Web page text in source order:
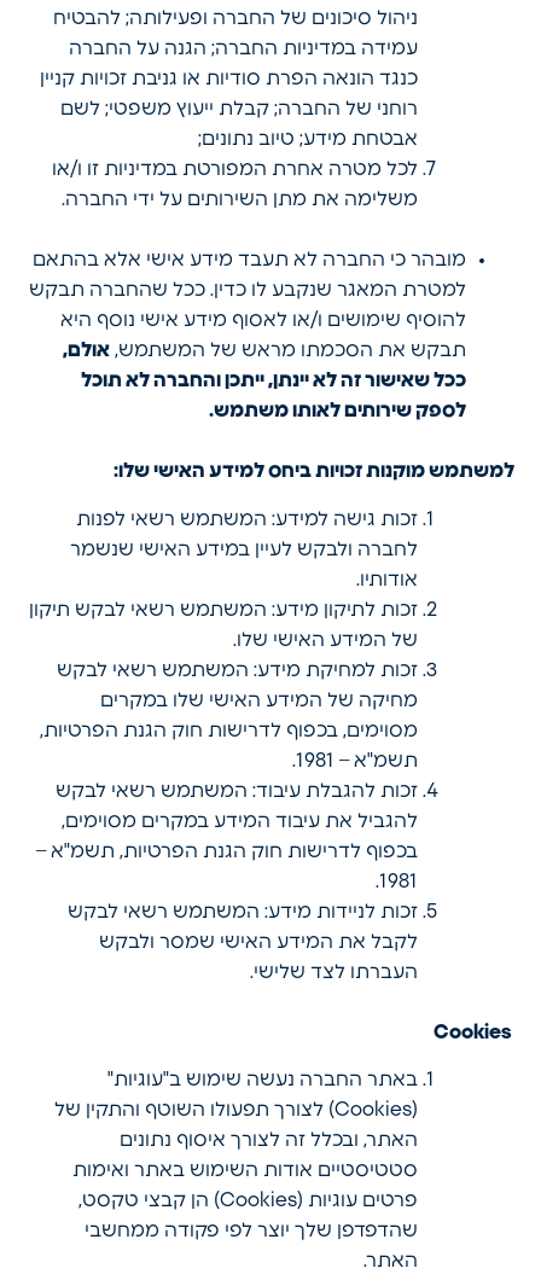
ניהול סיכונים של החברה ופעילותה; להבטיח
עמידה במדיניות החברה; הגנה על החברה
כנגד הונאה הפרת סודיות או גניבת זכויות קניין
רוחני של החברה; קבלת ייעוץ משפטי; לשם
אבטחת מידע; טיוב נתונים;
לכל מטרה אחרת המפורטת במדיניות זו ו/או
משלימה את מתן השירותים על ידי החברה.
מובהר כי החברה לא תעבד מידע אישי אלא בהתאם
למטרת המאגר שנקבע לו כדין. ככל שהחברה תבקש
להוסיף שימושים ו/או לאסוף מידע אישי נוסף היא
תבקש את הסכמתו מראש של המשתמש,אולם,
ככל שאישור זה לא יינתן, ייתכן והחברה לא תוכל
לספק שירותים לאותו משתמש.
למשתמש מוקנות זכויות ביחס למידע האישי שלו:
זכות גישה למידע: המשתמש רשאי לפנות
לחברה ולבקש לעיין במידע האישי שנשמר
אודותיו.
זכות לתיקון מידע: המשתמש רשאי לבקש תיקון
של המידע האישי שלו.
זכות למחיקת מידע: המשתמש רשאי לבקש
מחיקה של המידע האישי שלו במקרים
מסוימים, בכפוף לדרישות חוק הגנת הפרטיות,
תשמ"א – 1981.
זכות להגבלת עיבוד: המשתמש רשאי לבקש
להגביל את עיבוד המידע במקרים מסוימים,
בכפוף לדרישות חוק הגנת הפרטיות, תשמ"א –
1981.
זכות לניידות מידע: המשתמש רשאי לבקש
לקבל את המידע האישי שמסר ולבקש
העברתו לצד שלישי.
Cookies
באתר החברה נעשה שימוש ב"עוגיות"
(Cookies) לצורך תפעולו השוטף והתקין של
האתר, ובכלל זה לצורך איסוף נתונים
סטטיסטיים אודות השימוש באתר ואימות
פרטים עוגיות (Cookies) הן קבצי טקסט,
שהדפדפן שלך יוצר לפי פקודה ממחשבי
האתר.